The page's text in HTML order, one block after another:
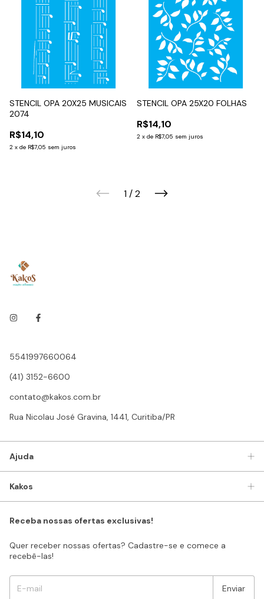
STENCIL OPA 20X25 MUSICAIS
2074
R$14,10
2 x de R$7,05 sem juros
STENCIL OPA 25X20 FOLHAS
R$14,10
2 x de R$7,05 sem juros
1/2
5541997660064
(41) 3152-6600
contato@kakos.com.br
Rua Nicolau José Gravina, 1441, Curitiba/PR
Ajuda
Kakos
Receba nossas ofertas exclusivas!
Quer receber nossas ofertas? Cadastre-se e comece a
recebê-las!